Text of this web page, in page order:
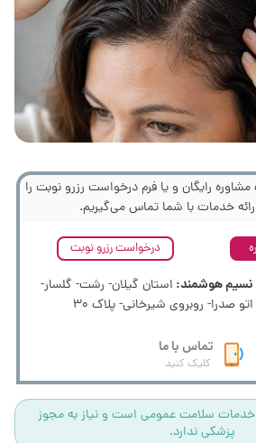
رایگان و یا فرم درخواست رزرو نوبت را
خدمات با شما تماس می‌گیریم.
درخواست رزرو نوبت
نسیم هوشمند: استان گیلان- رشت- گلسار-
صدرا- روبروی شیرخانی- پلاک 30
تماس با ما
کلیک کنید
خدمات سلامت عمومی است و نیاز به مجوز
پزشکی ندارد.